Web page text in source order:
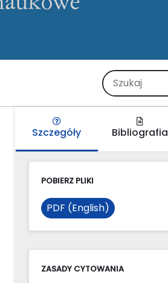
Szczegóły Bibliografia
POBIERZ PLIKI
PDF (English)
ZASADY CYTOWANIA